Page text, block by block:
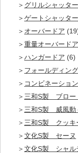
グリルシャッタ
ゲートシャッター
オーバードア
重量オーバードア
ハンガードア (6)
フォールディン
コンビネーショ
三和S製 ブロー
三和S製 威風動
三和S製 クッキ
文化S製 セーヌ
文化S製 シャル